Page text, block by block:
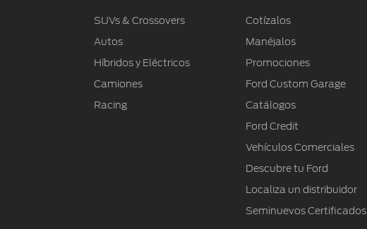
SUVs & Crossovers
Autos
Híbridos y Eléctricos
Camiones
Racing
Cotízalos
Manéjalos
Promociones
Ford Custom Garage
Catálogos
Ford Credit
Vehículos Comerciales
Descubre tu Ford
Localiza un distribuidor
Seminuevos Certificados